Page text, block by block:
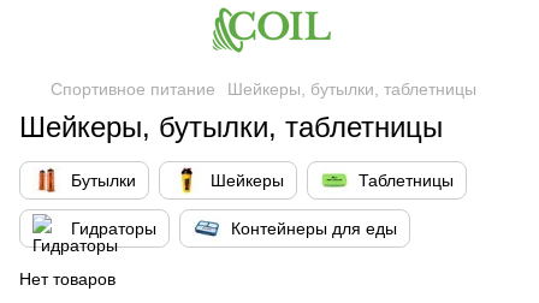
Спортивное питание Шейкеры, бутылки, таблетницы
Шейкеры, бутылки, таблетницы
Бутылки Шейкеры Таблетницы
Гидраторы Контейнеры для еды
Нет товаров